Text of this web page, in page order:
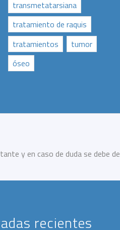
transmetatarsiana
tratamiento de raquis
tratamientos
tumor
óseo
y en caso de duda se debe de
recientes